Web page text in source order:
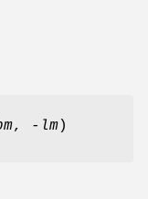
, -lm)